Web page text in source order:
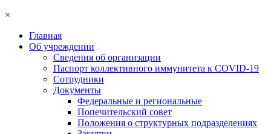
×
Главная
Об учреждении
Сведения об организации
Паспорт коллективного иммунитета к COVID-19
Сотрудники
Документы
Федеральные и региональные
Попечительский совет
Положения о структурных подразделениях